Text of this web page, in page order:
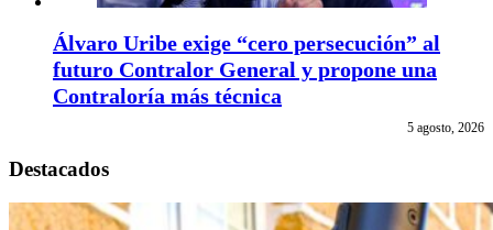
Álvaro Uribe exige “cero persecución” al
futuro Contralor General y propone una
Contraloría más técnica
5 agosto, 2026
Destacados